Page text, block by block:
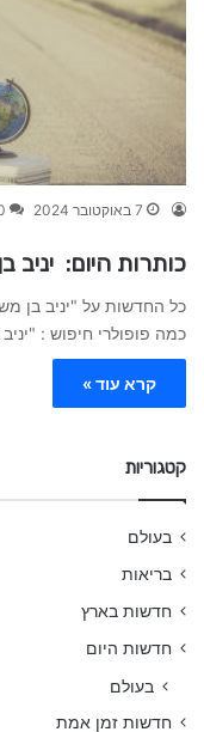
7 באוקטובר 2024
כותרות היום: יניב
כל החדשות על "יניב בן
כמה פופולרי חיפוש :
קרא עוד »
קטגוריות
בעולם
בריאות
חדשות בארץ
חדשות היום
בעולם
חדשות זמן אמת